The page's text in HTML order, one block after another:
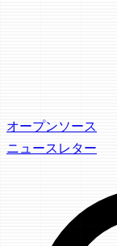
オープンソース
ニュースレター